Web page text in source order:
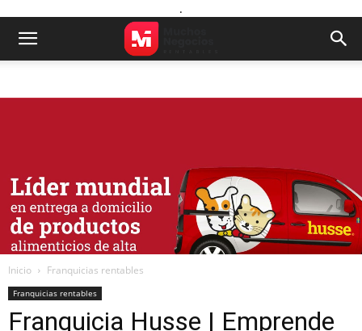
.
Inicio Franquicias rentables
Franquicias rentables
Franquicia Husse | Emprende